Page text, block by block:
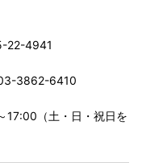
22-4941
3862-6410
（土・日・祝日を